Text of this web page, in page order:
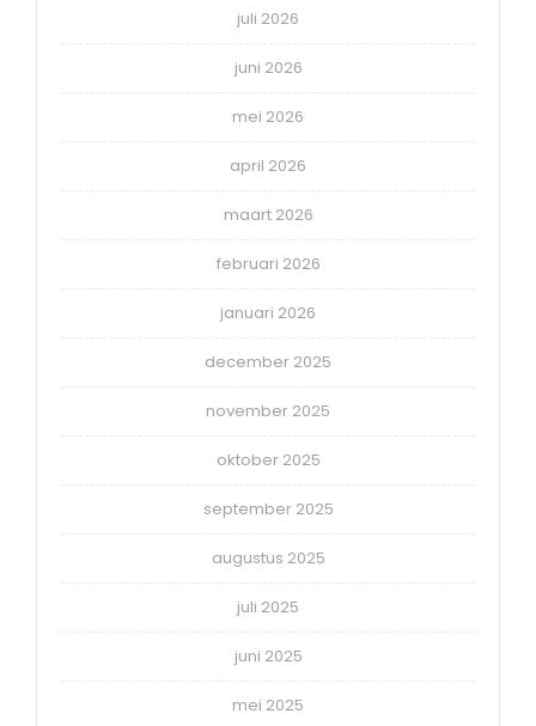
juli 2026
juni 2026
mei 2026
april 2026
maart 2026
februari 2026
januari 2026
december 2025
november 2025
oktober 2025
september 2025
augustus 2025
juli 2025
juni 2025
mei 2025